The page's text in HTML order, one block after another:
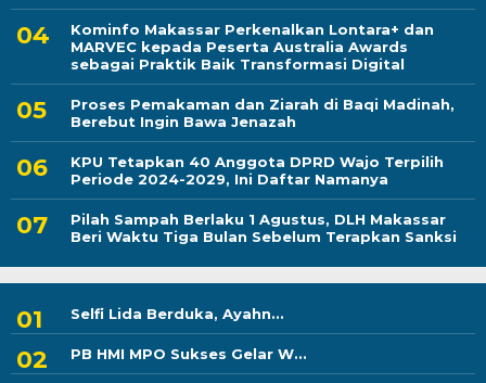
Kominfo Makassar Perkenalkan Lontara+ dan
MARVEC kepada Peserta Australia Awards
sebagai Praktik Baik Transformasi Digital
Proses Pemakaman dan Ziarah di Baqi Madinah,
Berebut Ingin Bawa Jenazah
KPU Tetapkan 40 Anggota DPRD Wajo Terpilih
Periode 2024-2029, Ini Daftar Namanya
Pilah Sampah Berlaku 1 Agustus, DLH Makassar
Beri Waktu Tiga Bulan Sebelum Terapkan Sanksi
Selfi Lida Berduka, Ayahn...
PB HMI MPO Sukses Gelar W...